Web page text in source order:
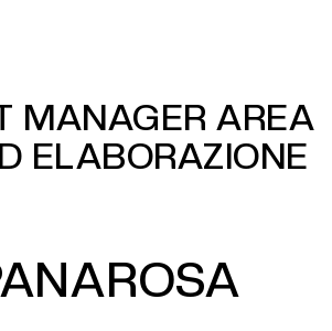
MANAGER AREA
ELABORAZIONE